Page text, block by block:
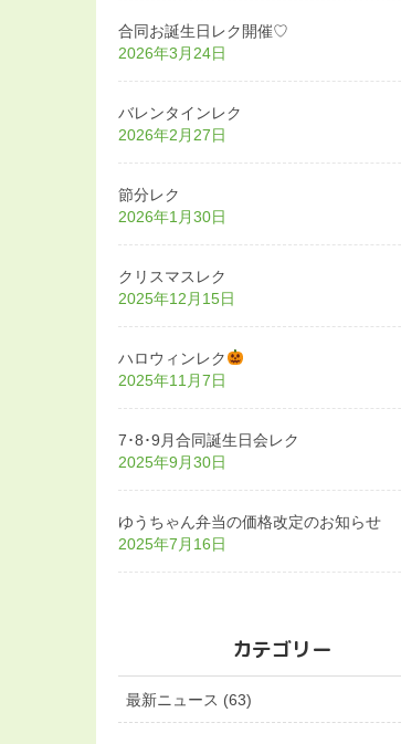
合同お誕生日レク開催♡
2026年3月24日
バレンタインレク
2026年2月27日
節分レク
2026年1月30日
クリスマスレク
2025年12月15日
ハロウィンレク
2025年11月7日
7･8･9月合同誕生日会レク
2025年9月30日
ゆうちゃん弁当の価格改定のお知らせ
2025年7月16日
カテゴリー
最新ニュース (63)